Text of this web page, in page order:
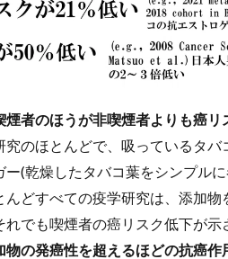
煙者のほうが非喫煙者よりも癌リ
のほとんどで、吸っているタ
ー(乾燥したタバコ葉をシンプル
んどすべての疫学研究は、添加
れでも喫煙者の癌リスク低下が
物の発癌性を超えるほどの抗癌作